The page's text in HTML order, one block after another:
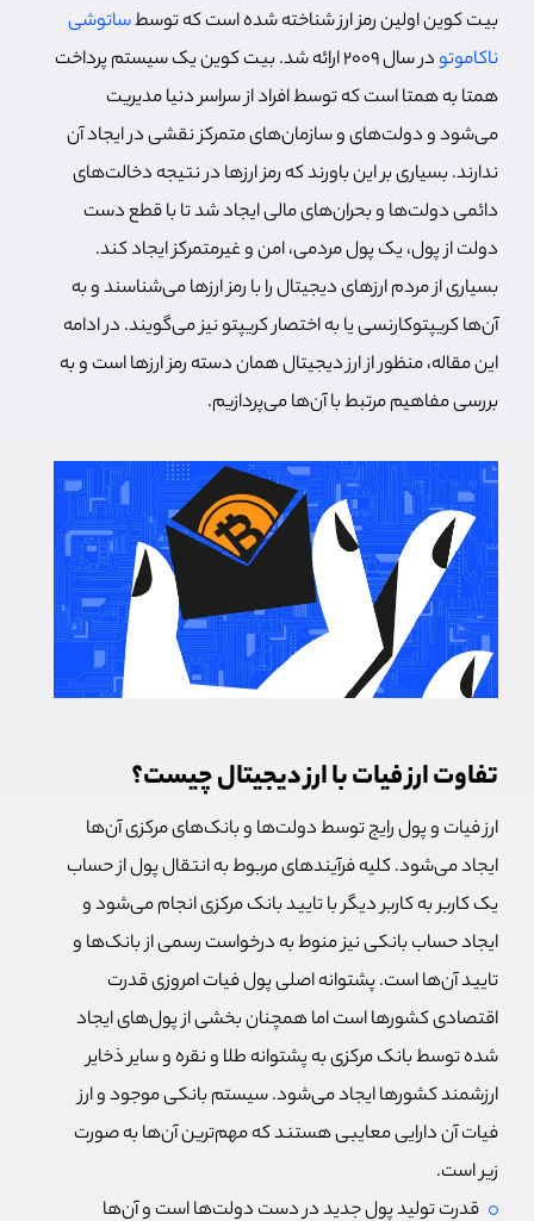
بیت کوین اولین رمز ارز شناخته شده است که توسطساتوشی
ناکاموتو
در سال 2009 ارائه شد. بیت کوین یک سیستم پرداخت
همتا به همتا است که توسط افراد از سراسر دنیا مدیریت
می‌شود و دولت‌های و سازمان‌های متمرکز نقشی در ایجاد آن
ندارند. بسیاری بر این باورند که رمز ارزها در نتیجه دخالت‌های
دائمی دولت‌ها و بحران‌های مالی ایجاد شد تا با قطع دست
دولت از پول، یک پول مردمی، امن و غیرمتمرکز ایجاد کند.
بسیاری از مردم ارزهای دیجیتال را با رمز ارزها می‌شناسند و به
آن‌ها کریپتوکارنسی یا به اختصار کریپتو نیز می‌گویند. در ادامه
این مقاله، منظور از ارز دیجیتال همان دسته رمز ارزها است و به
بررسی مفاهیم مرتبط با آن‌ها می‌پردازیم.
تفاوت ارز فیات با ارز دیجیتال چیست؟
ارز فیات و پول رایج توسط دولت‌ها و بانک‌های مرکزی آن‌ها
ایجاد می‌شود. کلیه فرآیندهای مربوط به انتقال پول از حساب
یک کاربر به کاربر دیگر با تایید بانک مرکزی انجام می‌شود و
ایجاد حساب بانکی نیز منوط به درخواست رسمی از بانک‌ها و
تایید آن‌ها است. پشتوانه اصلی پول فیات امروزی قدرت
اقتصادی کشورها است اما همچنان بخشی از پول‌های ایجاد
شده توسط بانک مرکزی به پشتوانه طلا و نقره و سایر ذخایر
ارزشمند کشورها ایجاد می‌شود. سیستم بانکی موجود و ارز
فیات آن دارایی معایبی هستند که مهم‌ترین آن‌ها به صورت
زیر است.
قدرت تولید پول جدید در دست دولت‌ها است و آن‌ها